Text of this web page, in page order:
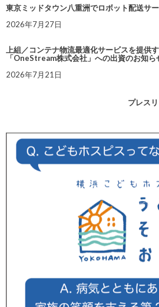
東京ミッドタウン八重洲でロボット配送サ
2026年7月27日
上組／コンテナ物流最適化サービスを提供
「OneStream株式会社」への出資のお知ら
2026年7月21日
プレス